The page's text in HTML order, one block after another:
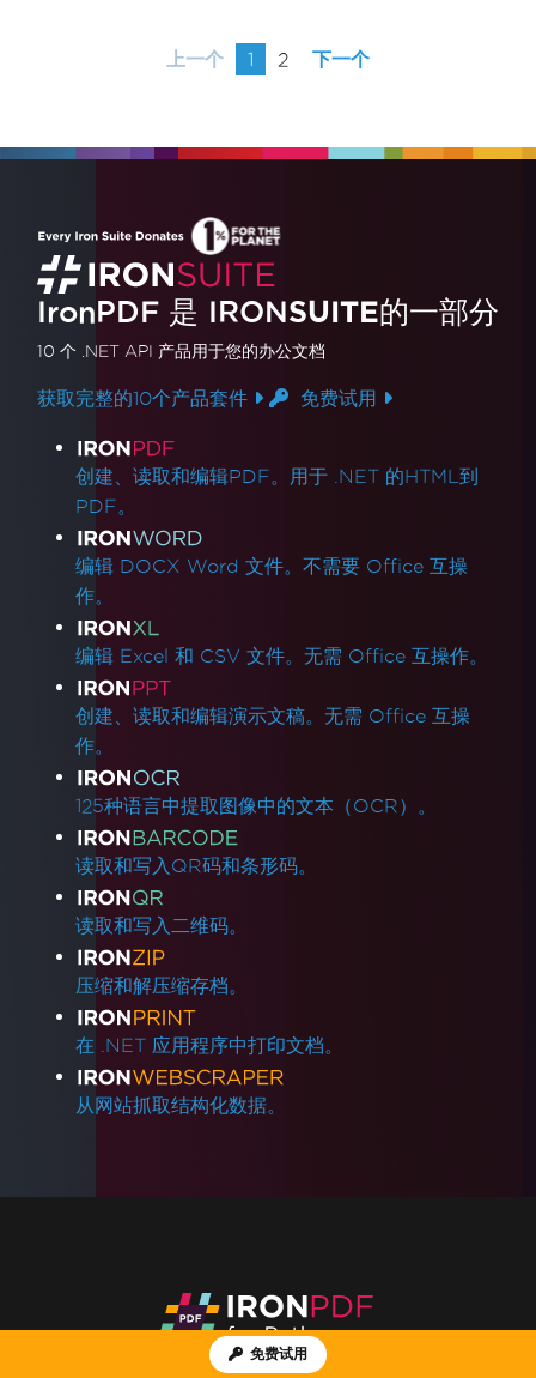
上一个 1 2 下一个
免费试用
IronPDF 是 IRONSUITE的一部分
10 个 .NET API 产品 用于您的办公文档
获取完整的10个产品套件 免费试用
产品链接
创建、读取和编辑PDF。用于 .NET 的HTML到
PDF。
编辑 DOCX Word 文件。不需要 Office 互操
作。
编辑 Excel 和 CSV 文件。无需 Office 互操作。
创建、读取和编辑演示文稿。无需 Office 互操
作。
125种语言中提取图像中的文本（OCR）。
读取和写入QR码和条形码。
读取和写入二维码。
压缩和解压缩存档。
在 .NET 应用程序中打印文档。
从网站抓取结构化数据。